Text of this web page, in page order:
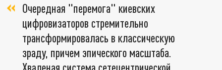
Очередная "перемога" киевских
цифровизаторов стремительно
трансформировалась в классическую
зраду, причем эпического масштаба.